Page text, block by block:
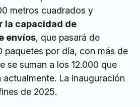
metros cuadrados y
la capacidad de
envíos, que pasará de
paquetes por día, con más de
se suman a los 12.000 que
actualmente. La inauguración
de 2025.